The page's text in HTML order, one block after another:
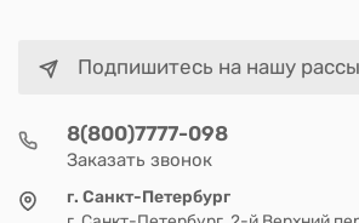
Подпишитесь на нашу
8(800)7777-098
Заказать звонок
г. Санкт-Петербург